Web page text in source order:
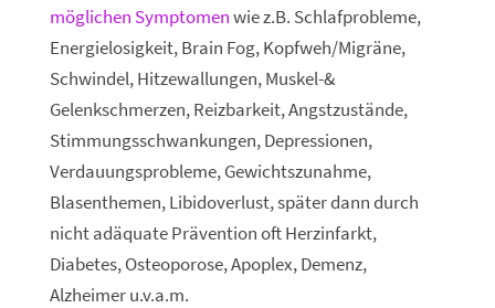
möglichen Symptomenwie z.B. Schlafprobleme,
Energielosigkeit, Brain Fog, Kopfweh/Migräne,
Schwindel, Hitzewallungen, Muskel-&
Gelenkschmerzen, Reizbarkeit, Angstzustände,
Stimmungsschwankungen, Depressionen,
Verdauungsprobleme, Gewichtszunahme,
Blasenthemen, Libidoverlust, später dann durch
nicht adäquate Prävention oft Herzinfarkt,
Diabetes, Osteoporose, Apoplex, Demenz,
Alzheimer u.v.a.m.